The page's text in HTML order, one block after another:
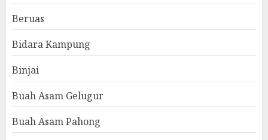
Beruas
Bidara Kampung
Binjai
Buah Asam Gelugur
Buah Asam Pahong